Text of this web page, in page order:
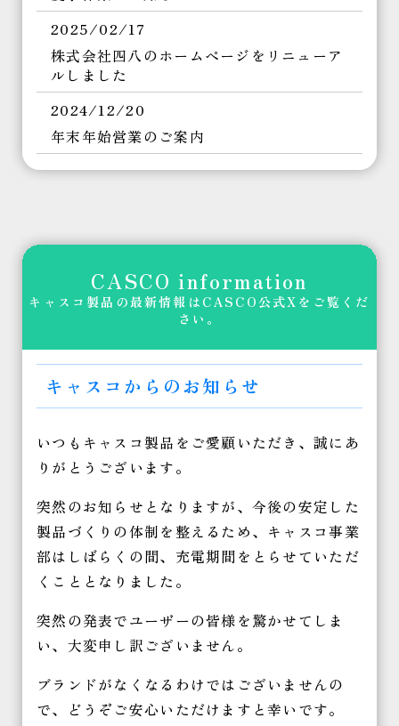
2025/02/17
株式会社四八のホームページをリニューア
ルしました
2024/12/20
年末年始営業のご案内
2024/07/24
2023/12/01
年末年始営業のご案内
2023/07/18
夏季休業のお知らせ
ＧＷ休業のお知らせ
2023/03/20
新着情報 2月12日 インスタグラムを始
めました。
CASCO information
キャスコ製品の最新情報はCASCO公式Xをご覧くだ
さい。
キャスコからのお知らせ
いつもキャスコ製品をご愛顧いただき、誠にあ
りがとうございます。
突然のお知らせとなりますが、今後の安定した
製品づくりの体制を整えるため、キャスコ事業
部はしばらくの間、充電期間をとらせていただ
くこととなりました。
突然の発表でユーザーの皆様を驚かせてしま
い、大変申し訳ございません。
ブランドがなくなるわけではございませんの
で、どうぞご安心いただけますと幸いです。